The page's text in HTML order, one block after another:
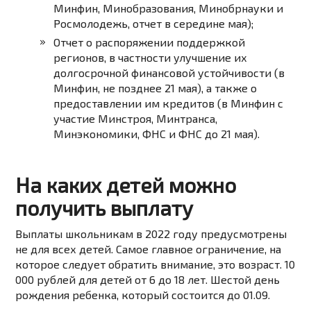
Минфин, Минобразования, Минобрнауки и
Росмолодежь, отчет в середине мая);
Отчет о распоряжении поддержкой
регионов, в частности улучшение их
долгосрочной финансовой устойчивости (в
Минфин, не позднее 21 мая), а также о
предоставлении им кредитов (в Минфин с
участие Минстроя, Минтранса,
Минэкономики, ФНС и ФНС до 21 мая).
На каких детей можно
получить выплату
Выплаты школьникам в 2022 году предусмотрены
не для всех детей. Самое главное ограничение, на
которое следует обратить внимание, это возраст. 10
000 рублей для детей от 6 до 18 лет. Шестой день
рождения ребенка, который состоится до 01.09.